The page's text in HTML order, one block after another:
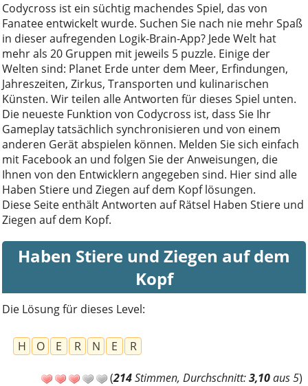
Codycross ist ein süchtig machendes Spiel, das von
Fanatee entwickelt wurde. Suchen Sie nach nie mehr Spaß
in dieser aufregenden Logik-Brain-App? Jede Welt hat
mehr als 20 Gruppen mit jeweils 5 puzzle. Einige der
Welten sind: Planet Erde unter dem Meer, Erfindungen,
Jahreszeiten, Zirkus, Transporten und kulinarischen
Künsten. Wir teilen alle Antworten für dieses Spiel unten.
Die neueste Funktion von Codycross ist, dass Sie Ihr
Gameplay tatsächlich synchronisieren und von einem
anderen Gerät abspielen können. Melden Sie sich einfach
mit Facebook an und folgen Sie der Anweisungen, die
Ihnen von den Entwicklern angegeben sind. Hier sind alle
Haben Stiere und Ziegen auf dem Kopf lösungen.
Diese Seite enthält Antworten auf Rätsel Haben Stiere und
Ziegen auf dem Kopf.
Haben Stiere und Ziegen auf dem
Kopf
Die Lösung für dieses Level:
H O E R N E R
(214Stimmen, Durchschnitt:3,10aus 5)